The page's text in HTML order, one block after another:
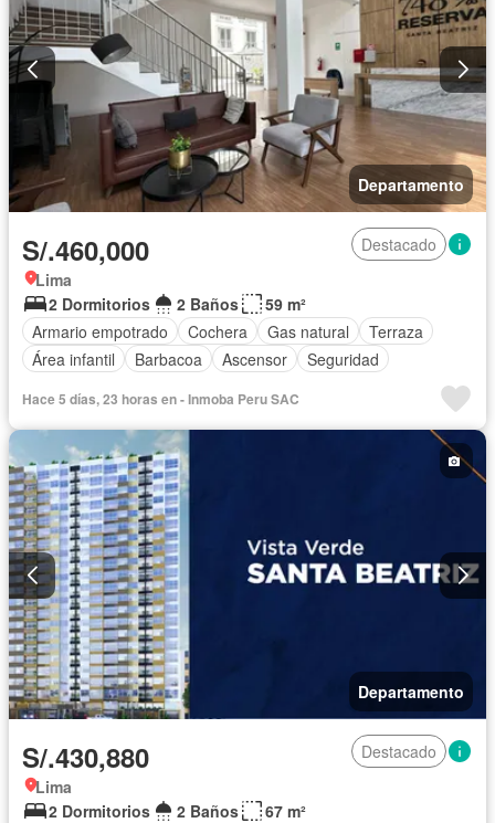
Departamento
S/.460,000
Destacado
Lima
2 Dormitorios
2 Baños
59 m²
Armario empotrado
Cochera Gas natural
Terraza
Área infantil
Barbacoa Ascensor Seguridad
Hace 5 días, 23 horas en - Inmoba Peru SAC
Departamento
S/.430,880
Destacado
Lima
2 Dormitorios
2 Baños 67 m²